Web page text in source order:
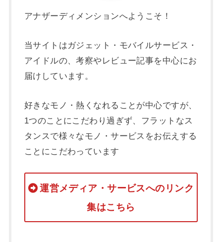
アナザーディメンションへようこそ！
当サイトはガジェット・モバイルサービス・
アイドルの、考察やレビュー記事を中心にお
届けしています。
好きなモノ・熱くなれることが中心ですが、
1つのことにこだわり過ぎず、フラットなス
タンスで様々なモノ・サービスをお伝えする
ことにこだわっています
運営メディア・サービスへのリンク
集はこちら